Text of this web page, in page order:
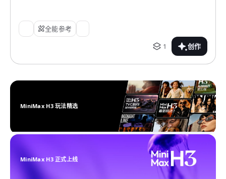
全能参考
1
创作
MiniMax H3 玩法精选
MiniMax H3 正式上线